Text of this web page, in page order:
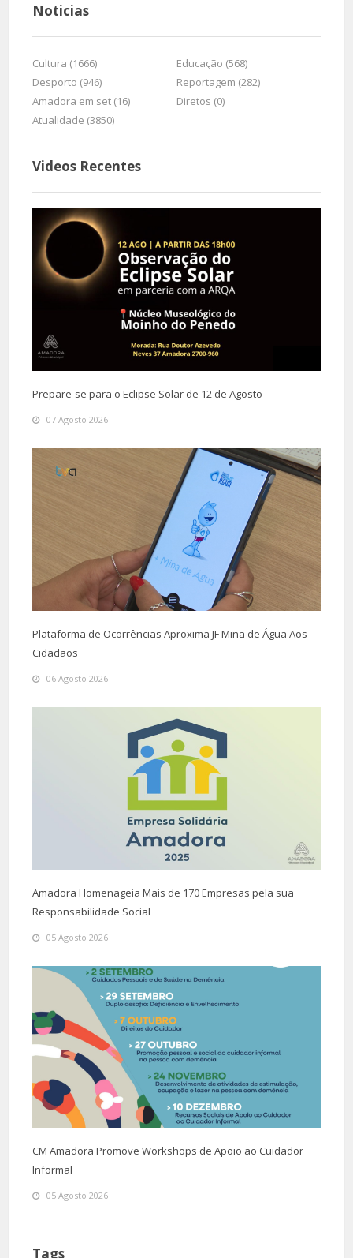
Noticias
Cultura (1666)
Educação (568)
Desporto (946)
Reportagem (282)
Amadora em set (16)
Diretos (0)
Atualidade (3850)
Videos Recentes
Prepare-se para o Eclipse Solar de 12 de Agosto
07 Agosto 2026
Plataforma de Ocorrências Aproxima JF Mina de Água Aos
Cidadãos
06 Agosto 2026
Amadora Homenageia Mais de 170 Empresas pela sua
Responsabilidade Social
05 Agosto 2026
CM Amadora Promove Workshops de Apoio ao Cuidador
Informal
05 Agosto 2026
Tags